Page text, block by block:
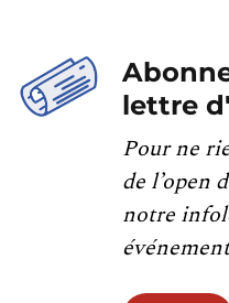
lettre
Pour ne
de l’open
notre